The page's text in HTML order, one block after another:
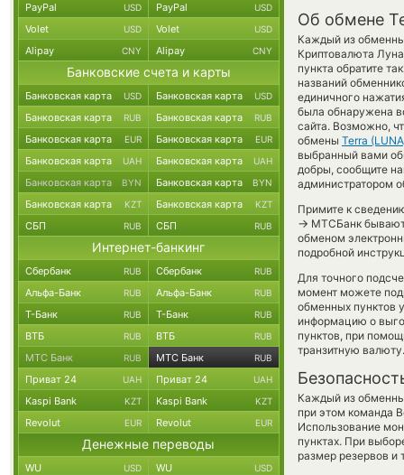
Об обмене
Каждый из
Криптовалюта
пункта обратите
названий
единичного
была обнаружена
сайта. Возможно,
обмены Terra
выбранный вами
добры, сообщите
администратором
Примите к
→ МТСБанк бывают
обменом
подробной
Для точного
момент можете
обменных пунктов
информацию о
пунктов, при
транзитную валюту.
Каждый из
при этом команда
Использование
пунктах. При
размер резервов и
PayPal USD PayPal USD
Volet USD Volet USD
Alipay CNY Alipay CNY
Банковские счета и карты
Банковская карта USD Банковская карта USD
Банковская карта RUB Банковская карта RUB
Банковская карта EUR Банковская карта EUR
Банковская карта UAH Банковская карта UAH
Банковская карта BYN Банковская карта BYN
Банковская карта KZT Банковская карта KZT
СБП RUB СБП RUB
Интернет-банкинг
Сбербанк RUB Сбербанк RUB
Альфа-Банк RUB Альфа-Банк RUB
Т-Банк RUB Т-Банк RUB
ВТБ RUB ВТБ RUB
МТС Банк RUB МТС Банк RUB
Приват 24 UAH Приват 24 UAH
Kaspi Bank KZT Kaspi Bank KZT
Revolut EUR Revolut EUR
Денежные переводы
WU USD WU USD